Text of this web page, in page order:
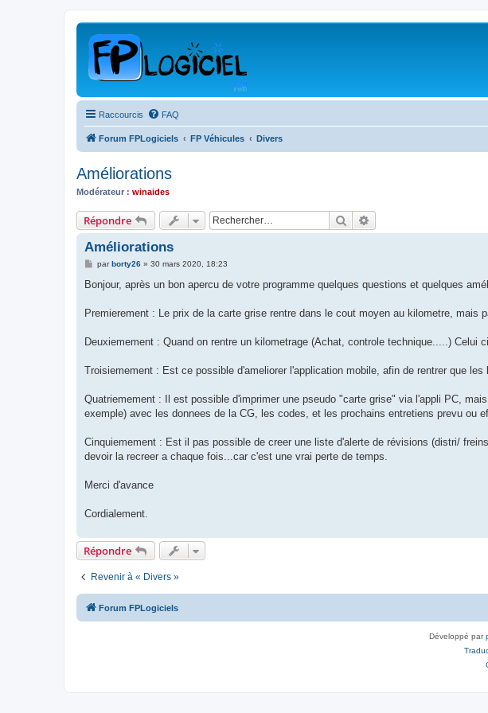
Raccourcis FAQ
Forum FPLogiciels FP Véhicules Divers
Améliorations
Modérateur : winaides
Répondre Rechercher
Améliorations
M
s
g
parborty26» 30 mars 2020, 18:23
Bonjour, après un bon apercu de votre programme quelques questions et quelques
Premierement : Le prix de la carte grise rentre dans le cout moyen au kilometre, mais
Deuxiemement : Quand on rentre un kilometrage (Achat, controle technique.....) Celui
Troisiemement : Est ce possible d'ameliorer l'application mobile, afin de rentrer que
Quatriemement : Il est possible d'imprimer une pseudo "carte grise" via l'appli PC,
exemple) avec les donnees de la CG, les codes, et les prochains entretiens prevu ou
Cinquiemement : Est il pas possible de creer une liste d'alerte de révisions (distri/
devoir la recreer a chaque fois...car c'est une vrai perte de temps.
Merci d'avance
Cordialement.
Répondre
Revenir à « Divers »
Forum FPLogiciels
Développé par